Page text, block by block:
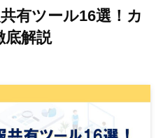
有ツール16選！カ
底解説